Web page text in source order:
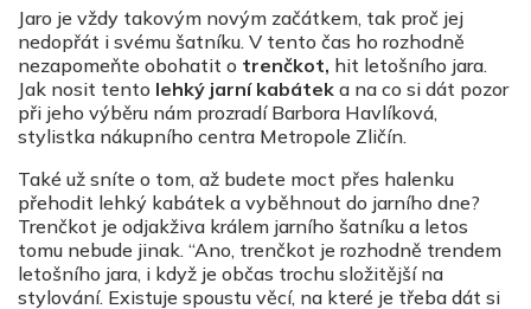
Jaro je vždy takovým novým začátkem, tak proč jej
nedopřát i svému šatníku. V tento čas ho rozhodně
nezapomeňte obohatit o trenčkot, hit letošního jara.
Jak nosit tento lehký jarní kabátek a na co si dát pozor
při jeho výběru nám prozradí Barbora Havlíková,
stylistka nákupního centra Metropole Zličín.
Také už sníte o tom, až budete moct přes halenku
přehodit lehký kabátek a vyběhnout do jarního dne?
Trenčkot je odjakživa králem jarního šatníku a letos
tomu nebude jinak. “Ano, trenčkot je rozhodně trendem
letošního jara, i když je občas trochu složitější na
stylování. Existuje spoustu věcí, na které je třeba dát si